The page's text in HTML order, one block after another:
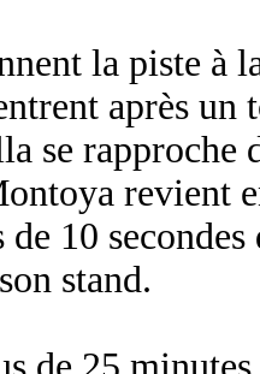
la piste à
après un
se rapproche
revient
de 10
stand.